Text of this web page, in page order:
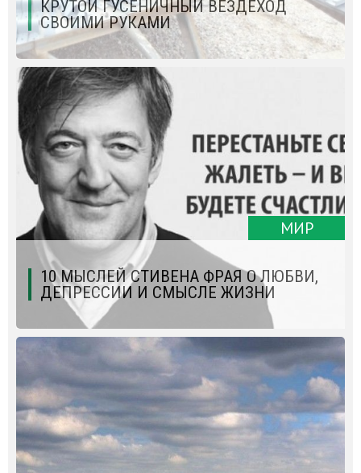
КРУТОЙ ГУСЕНИЧНЫЙ ВЕЗДЕХОД
СВОИМИ РУКАМИ
МИР
10 МЫСЛЕЙ СТИВЕНА ФРАЯ О ЛЮБВИ,
ДЕПРЕССИИ И СМЫСЛЕ ЖИЗНИ